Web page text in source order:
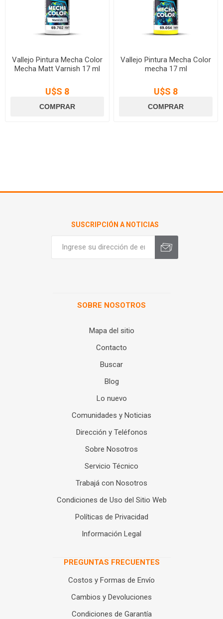
Vallejo Pintura Mecha Color
Mecha Matt Varnish 17 ml
U$S 8
Vallejo Pintura Mecha Color
mecha 17 ml
U$S 8
SUSCRIPCIÓN A NOTICIAS
SOBRE NOSOTROS
Mapa del sitio
Contacto
Buscar
Blog
Lo nuevo
Comunidades y Noticias
Dirección y Teléfonos
Sobre Nosotros
Servicio Técnico
Trabajá con Nosotros
Condiciones de Uso del Sitio Web
Políticas de Privacidad
Información Legal
PREGUNTAS FRECUENTES
Costos y Formas de Envío
Cambios y Devoluciones
Condiciones de Garantía